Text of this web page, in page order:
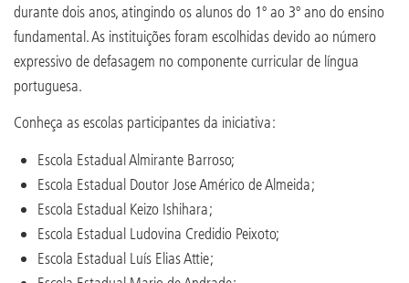
durante dois anos, atingindo os alunos do 1º ao 3º ano do ensino
fundamental. As instituições foram escolhidas devido ao número
expressivo de defasagem no componente curricular de língua
portuguesa.
Conheça as escolas participantes da iniciativa:
Escola Estadual Almirante Barroso;
Escola Estadual Doutor Jose Américo de Almeida;
Escola Estadual Keizo Ishihara;
Escola Estadual Ludovina Credidio Peixoto;
Escola Estadual Luís Elias Attie;